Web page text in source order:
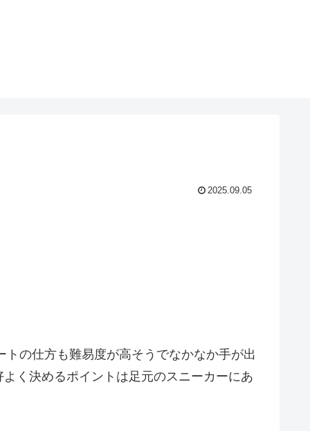
2025.09.05
の仕方も難易度が高そうでなかなか手が出
く決めるポイントは足元のスニーカーにあ